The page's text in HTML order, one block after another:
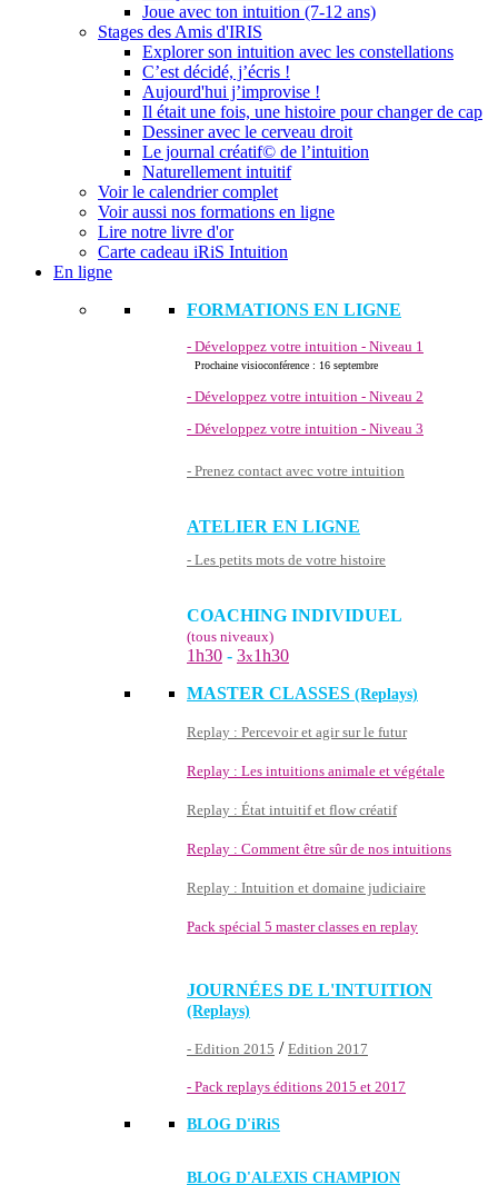
Joue avec ton intuition (7-12 ans)
Stages des Amis d'IRIS
Explorer son intuition avec les constellations
C’est décidé, j’écris !
Aujourd'hui j’improvise !
Il était une fois, une histoire pour changer de cap
Dessiner avec le cerveau droit
Le journal créatif© de l’intuition
Naturellement intuitif
Voir le calendrier complet
Voir aussi nos formations en ligne
Lire notre livre d'or
Carte cadeau iRiS Intuition
En ligne
FORMATIONS EN LIGNE
- Développez votre intuition - Niveau 1
Prochaine visioconférence : 16 septembre
- Développez votre intuition - Niveau 2
- Développez votre intuition - Niveau 3
- Prenez contact avec votre intuition
ATELIER EN LIGNE
- Les petits mots de votre histoire
COACHING INDIVIDUEL
(tous niveaux)
1h30 - 3x1h30
MASTER CLASSES (Replays)
Replay : Percevoir et agir sur le futur
Replay : Les intuitions animale et végétale
Replay : État intuitif et flow créatif
Replay : Comment être sûr de nos intuitions
Replay : Intuition et domaine judiciaire
Pack spécial 5 master classes en replay
JOURNÉES DE L'INTUITION
(Replays)
- Edition 2015 / Edition 2017
- Pack replays éditions 2015 et 2017
BLOG D'iRiS
BLOG D'ALEXIS CHAMPION